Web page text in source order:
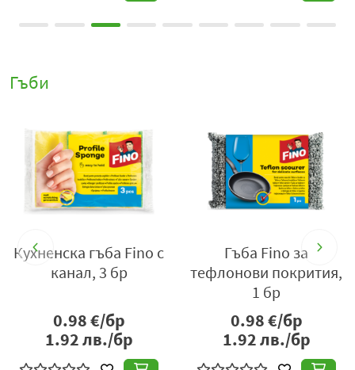
Гъби
Кухненска гъба Fino с
канал, 3 бр
0.98€/бр
1.92лв./бр
Гъба Fino за
тефлонови покрития,
1 бр
0.98€/бр
1.92лв./бр